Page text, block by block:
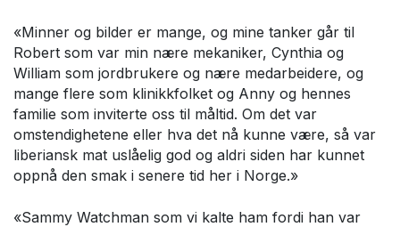
«Minner og bilder er mange, og mine tanker går til
Robert som var min nære mekaniker, Cynthia og
William som jordbrukere og nære medarbeidere, og
mange flere som klinikkfolket og Anny og hennes
familie som inviterte oss til måltid. Om det var
omstendighetene eller hva det nå kunne være, så var
liberiansk mat uslåelig god og aldri siden har kunnet
oppnå den smak i senere tid her i Norge.»
«Sammy Watchman som vi kalte ham fordi han var